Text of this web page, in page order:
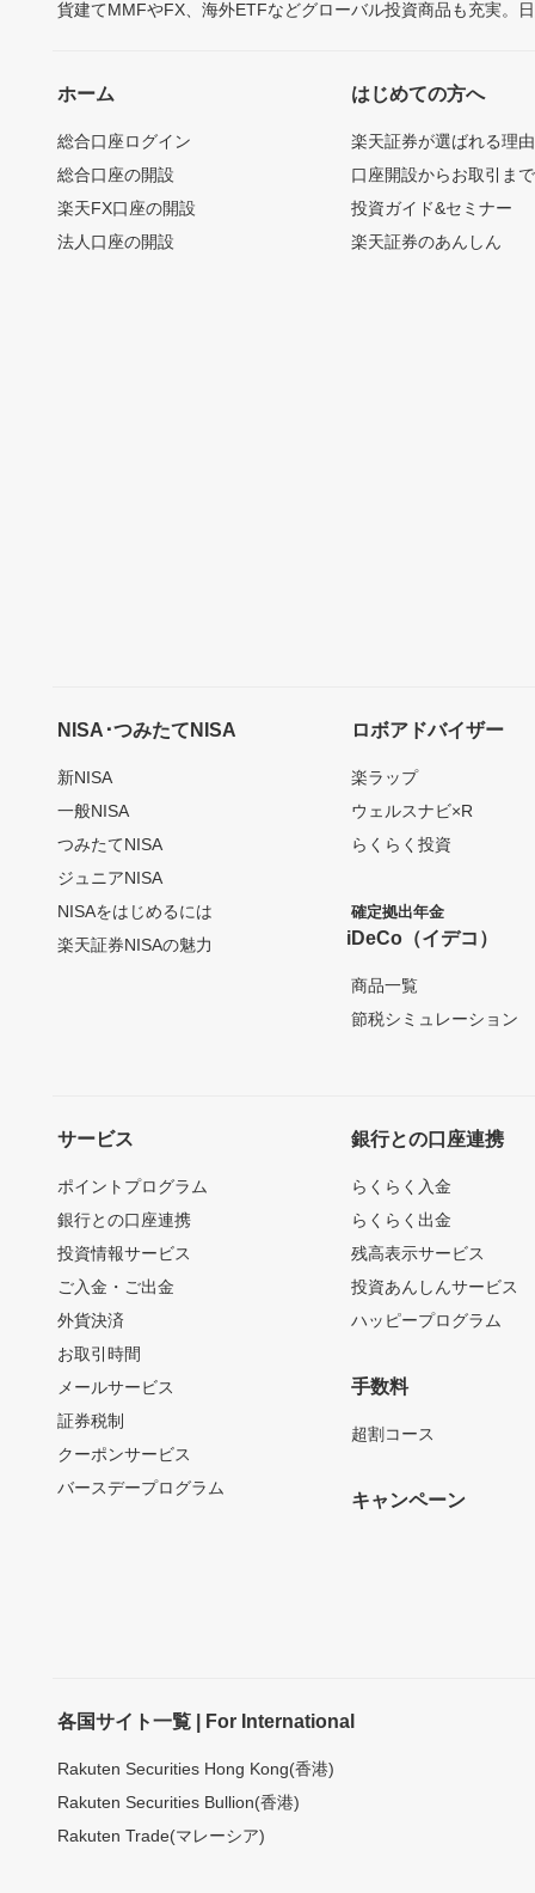
貨建てMMFやFX、海外ETFなどグローバル投資商品も充実。
ホーム
総合口座ログイン
総合口座の開設
楽天FX口座の開設
法人口座の開設
はじめての方へ
楽天証券が選ばれる理由
口座開設からお取引ま
投資ガイド&セミナー
楽天証券のあんしん
NISA･つみたてNISA
新NISA
一般NISA
つみたてNISA
ジュニアNISA
NISAをはじめるには
楽天証券NISAの魅力
ロボアドバイザー
楽ラップ
ウェルスナビ×R
らくらく投資
確定拠出年金
iDeCo（イデコ）
商品一覧
節税シミュレーション
サービス
ポイントプログラム
銀行との口座連携
投資情報サービス
ご入金・ご出金
外貨決済
お取引時間
メールサービス
証券税制
クーポンサービス
バースデープログラム
銀行との口座連携
らくらく入金
らくらく出金
残高表示サービス
投資あんしんサービス
ハッピープログラム
手数料
超割コース
キャンペーン
各国サイト一覧 | For International
Rakuten Securities Hong Kong(香港)
Rakuten Securities Bullion(香港)
Rakuten Trade(マレーシア)